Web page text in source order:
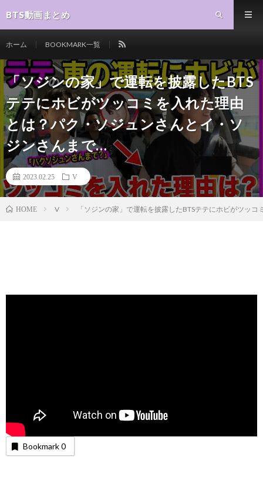
BTS動画まとめ
ホーム BOOKMARK一覧
「ソジンの家」で運転を披露したBTS
テテにホビがツッコミを入れた理由
とは？パク・ソジュンさんとイ・ソ
ジンさんまで…
2023.02.25 V
HOME V 「ソジンの家」で運転を披露したBTSテテにホビがツッ
Bookmark0